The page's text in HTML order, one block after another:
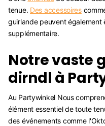
tenue. Des accessoires
guirlande peuvent également
supplémentaire.
Notre vaste
dirndl à
Au Partywinkel Nous
élément essentiel de toute
des événements comme